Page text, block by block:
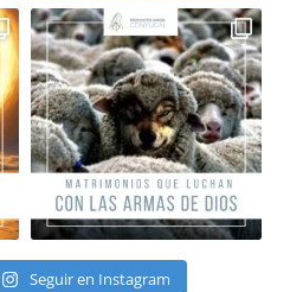
Seguir en Instagram